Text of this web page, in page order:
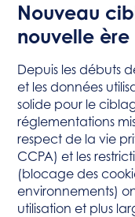
Nouveau
nouvelle ère
Depuis les débuts
et les données
solide pour le
réglementations
respect de la vie
CCPA) et les
(blocage des
environnements)
utilisation et plus